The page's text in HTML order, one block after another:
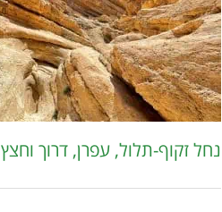
נחל זקוף-תלול, עפרן, דרוך וחצץ